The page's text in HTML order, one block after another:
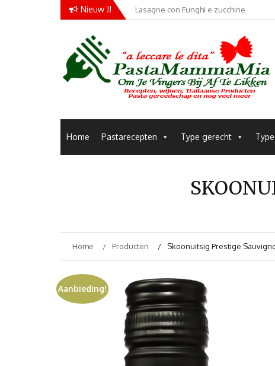
Nieuw !! Lasagne con Funghi e zucchine
Conchiglie alla Amatriciana
Pastamammamia
Home Pastarecepten Type gerecht
Home Producten Skoonuitsig Prestige
Aanbieding!